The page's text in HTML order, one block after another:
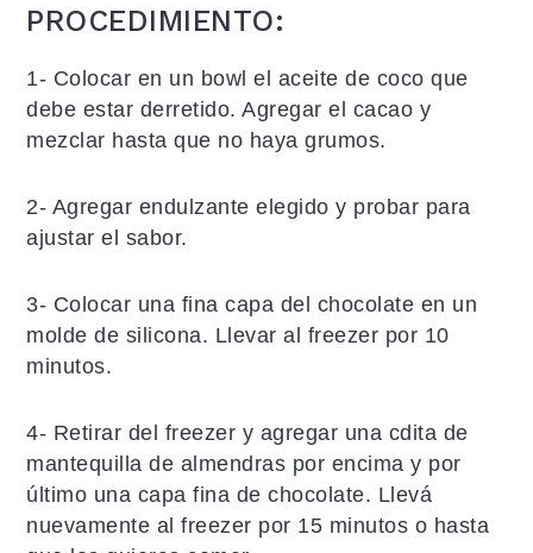
PROCEDIMIENTO:
1- Colocar en un bowl el aceite de coco que
debe estar derretido. Agregar el cacao y
mezclar hasta que no haya grumos.
2- Agregar endulzante elegido y probar para
ajustar el sabor.
3- Colocar una fina capa del chocolate en un
molde de silicona. Llevar al freezer por 10
minutos.
4- Retirar del freezer y agregar una cdita de
mantequilla de almendras por encima y por
último una capa fina de chocolate. Llevá
nuevamente al freezer por 15 minutos o hasta